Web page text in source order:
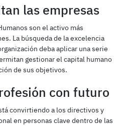
las empresas
son el activo más
La búsqueda de la excelencia
deba aplicar una serie
gestionar el capital humano
de sus objetivos.
con futuro
convirtiendo a los directivos y
en personas clave dentro de las